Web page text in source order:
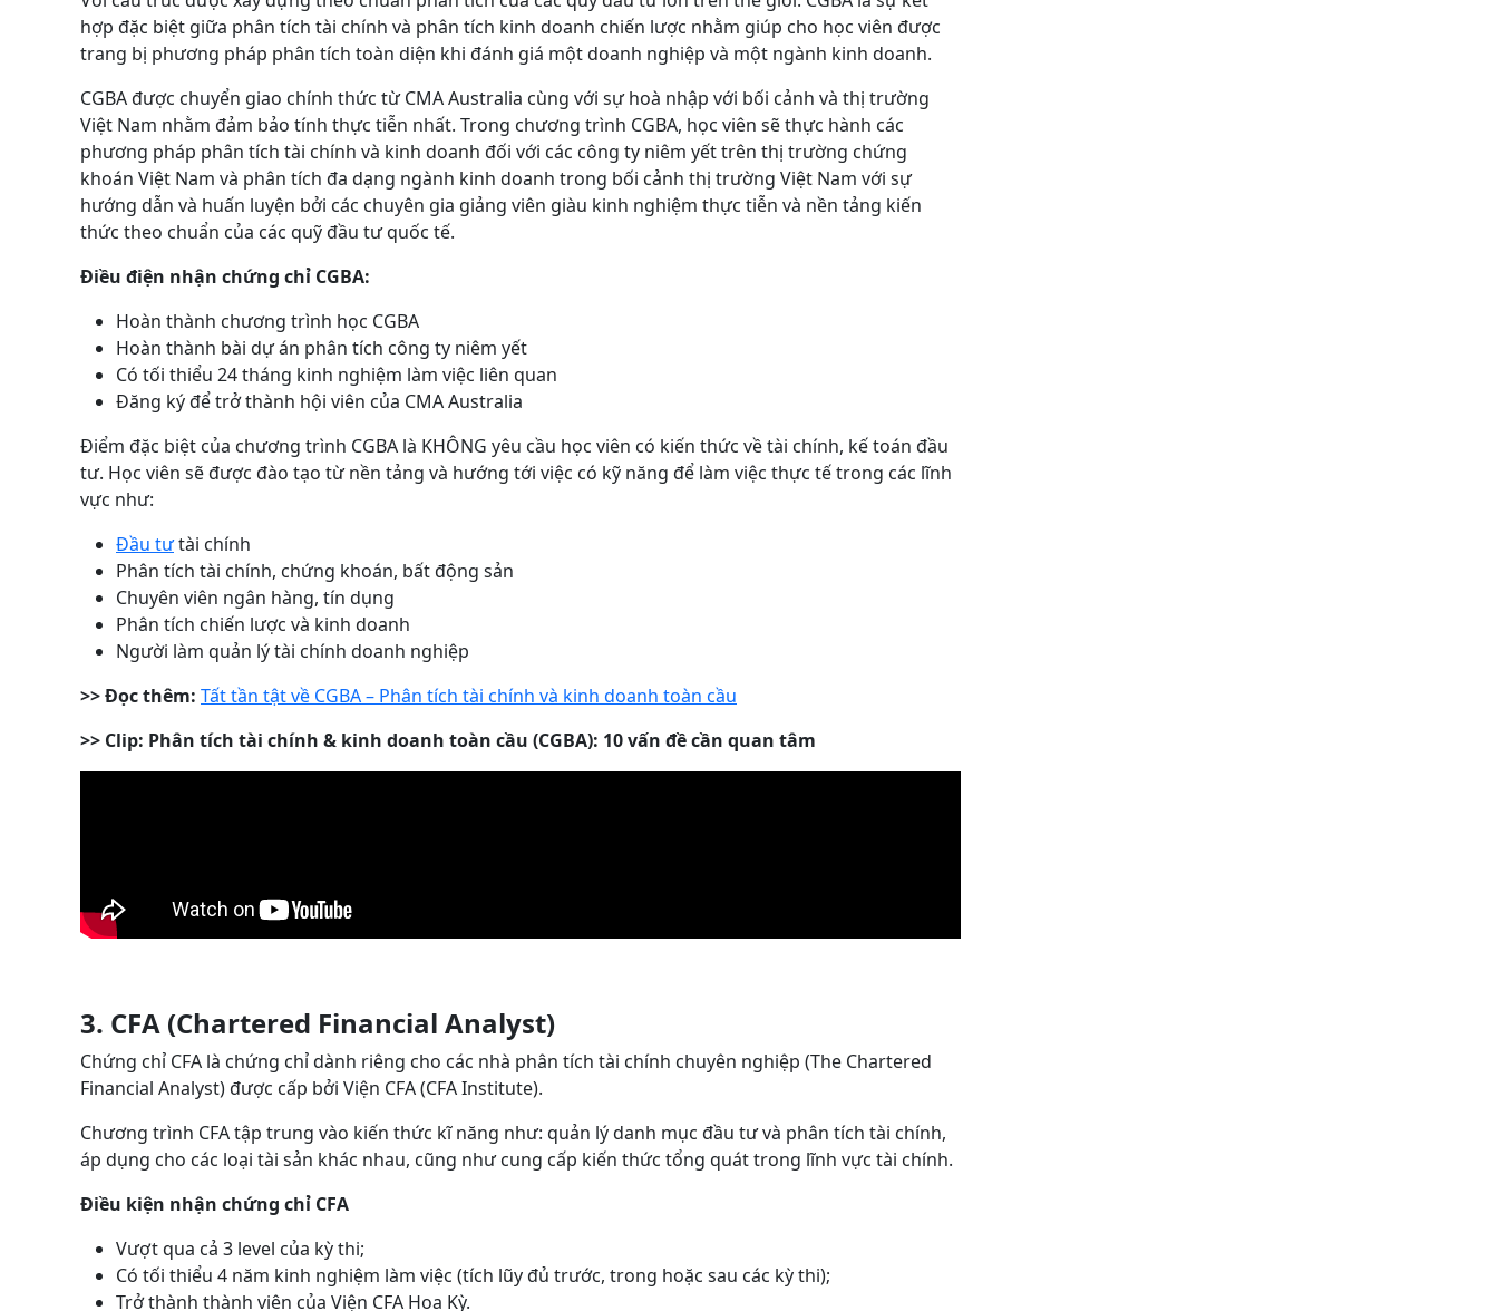
hợp đặc biệt giữa phân tích tài chính và phân tích kinh doanh chiến lược nhằm giúp cho học viên được
trang bị phương pháp phân tích toàn diện khi đánh giá một doanh nghiệp và một ngành kinh doanh.
CGBA được chuyển giao chính thức từ CMA Australia cùng với sự hoà nhập với bối cảnh và thị trường
Việt Nam nhằm đảm bảo tính thực tiễn nhất. Trong chương trình CGBA, học viên sẽ thực hành các
phương pháp phân tích tài chính và kinh doanh đối với các công ty niêm yết trên thị trường chứng
khoán Việt Nam và phân tích đa dạng ngành kinh doanh trong bối cảnh thị trường Việt Nam với sự
hướng dẫn và huấn luyện bởi các chuyên gia giảng viên giàu kinh nghiệm thực tiễn và nền tảng kiến
thức theo chuẩn của các quỹ đầu tư quốc tế.
Điều điện nhận chứng chỉ CGBA:
Hoàn thành chương trình học CGBA
Hoàn thành bài dự án phân tích công ty niêm yết
Có tối thiểu 24 tháng kinh nghiệm làm việc liên quan
Đăng ký để trở thành hội viên của CMA Australia
Điểm đặc biệt của chương trình CGBA là KHÔNG yêu cầu học viên có kiến thức về tài chính, kế toán đầu
tư. Học viên sẽ được đào tạo từ nền tảng và hướng tới việc có kỹ năng để làm việc thực tế trong các lĩnh
vực như:
Đầu tưtài chính
Phân tích tài chính, chứng khoán, bất động sản
Chuyên viên ngân hàng, tín dụng
Phân tích chiến lược và kinh doanh
Người làm quản lý tài chính doanh nghiệp
>> Đọc thêm: Tất tần tật về CGBA – Phân tích tài chính và kinh doanh toàn cầu
>> Clip: Phân tích tài chính & kinh doanh toàn cầu (CGBA): 10 vấn đề cần quan tâm
3. CFA (Chartered Financial Analyst)
Chứng chỉ CFA là chứng chỉ dành riêng cho các nhà phân tích tài chính chuyên nghiệp (The Chartered
Financial Analyst) được cấp bởi Viện CFA (CFA Institute).
Chương trình CFA tập trung vào kiến thức kĩ năng như: quản lý danh mục đầu tư và phân tích tài chính,
áp dụng cho các loại tài sản khác nhau, cũng như cung cấp kiến thức tổng quát trong lĩnh vực tài chính.
Điều kiện nhận chứng chỉ CFA
Vượt qua cả 3 level của kỳ thi;
Có tối thiểu 4 năm kinh nghiệm làm việc (tích lũy đủ trước, trong hoặc sau các kỳ thi);
Trở thành thành viên của Viện CFA Hoa Kỳ.